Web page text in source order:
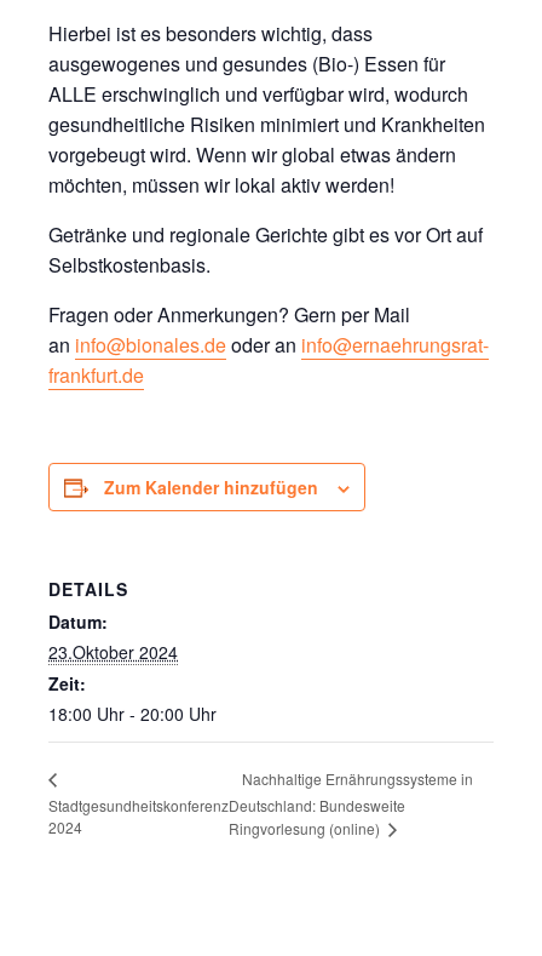
Hierbei ist es besonders wichtig, dass
ausgewogenes und gesundes (Bio-) Essen für
ALLE erschwinglich und verfügbar wird, wodurch
gesundheitliche Risiken minimiert und Krankheiten
vorgebeugt wird. Wenn wir global etwas ändern
möchten, müssen wir lokal aktiv werden!
Getränke und regionale Gerichte gibt es vor Ort auf
Selbstkostenbasis.
Fragen oder Anmerkungen? Gern per Mail
an info@bionales.deoder an info@ernaehrungsrat-
frankfurt.de
Zum Kalender hinzufügen
DETAILS
Datum:
23.Oktober 2024
Zeit:
18:00 Uhr - 20:00 Uhr
Stadtgesundheitskonferenz
2024
Nachhaltige Ernährungssysteme in
Deutschland: Bundesweite
Ringvorlesung (online)